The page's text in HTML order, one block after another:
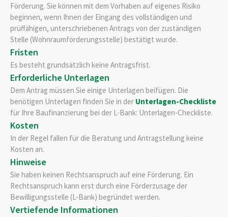
Förderung. Sie können mit dem Vorhaben auf eigenes Risiko
beginnen, wenn Ihnen der Eingang des vollständigen und
prüffähigen, unterschriebenen Antrags von der zuständigen
Stelle (Wohnraumförderungsstelle) bestätigt wurde.
Fristen
Es besteht grundsätzlich keine Antragsfrist.
Erforderliche Unterlagen
Dem Antrag müssen Sie einige Unterlagen beifügen. Die
benötigen Unterlagen finden Sie in der Unterlagen-Checkliste
für Ihre Baufinanzierung bei der L-Bank: Unterlagen-Checkliste.
Kosten
In der Regel fallen für die Beratung und Antragstellung keine
Kosten an.
Hinweise
Sie haben keinen Rechtsanspruch auf eine Förderung. Ein
Rechtsanspruch kann erst durch eine Förderzusage der
Bewilligungsstelle (L-Bank) begründet werden.
Vertiefende Informationen